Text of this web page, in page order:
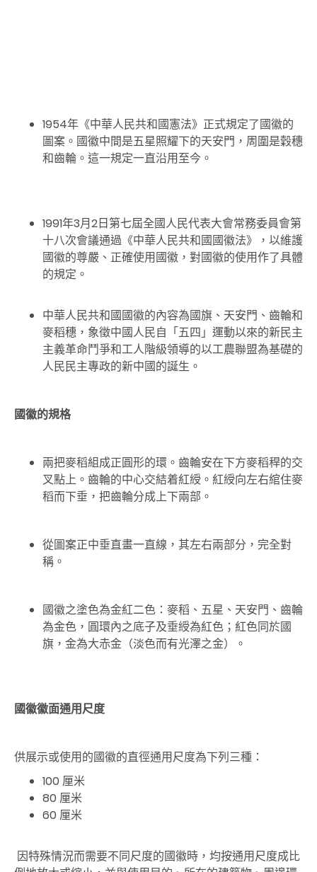
1954年《中華人民共和國憲法》正式規定了國徽的
圖案。國徽中間是五星照耀下的天安門，周圍是穀穗
和齒輪。這一規定一直沿用至今。
1991年3月2日第七屆全國人民代表大會常務委員會第
十八次會議通過《中華人民共和國國徽法》，以維護
國徽的尊嚴、正確使用國徽，對國徽的使用作了具體
的規定。
中華人民共和國國徽的內容為國旗、天安門、齒輪和
麥稻穗，象徵中國人民自「五四」運動以來的新民主
主義革命鬥爭和工人階級領導的以工農聯盟為基礎的
人民民主專政的新中國的誕生。
國徽的規格
兩把麥稻組成正圓形的環。齒輪安在下方麥稻稈的交
叉點上。齒輪的中心交結着紅綬。紅綬向左右綰住麥
稻而下垂，把齒輪分成上下兩部。
從圖案正中垂直畫一直線，其左右兩部分，完全對
稱。
國徽之塗色為金紅二色：麥稻、五星、天安門、齒輪
為金色，圓環內之底子及垂綬為紅色；紅色同於國
旗，金為大赤金（淡色而有光澤之金）。
國徽徽面通用尺度
供展示或使用的國徽的直徑通用尺度為下列三種：
100 厘米
80 厘米
60 厘米
因特殊情況而需要不同尺度的國徽時，均按通用尺度成比